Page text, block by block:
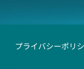
プライバシーポリ